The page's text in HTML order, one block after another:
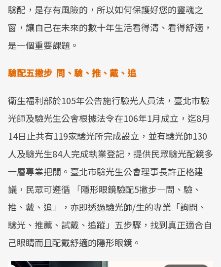
驗配，是存有風險的，所以如何保護好您的靈魂之
窗，讓自己在未來的數十年生活看得清、看得舒適，
是一個重要課題。
驗配五撇步 問、驗、推、戴、追
衛生福利部於105年公告施行驗光人員法，臺北市驗
光師及驗光生公會根據法令在106年1月成立，迄8月
14日止共有119家驗光所完成設立，並有驗光師130
人及驗光生84人完成執業登記，提供民眾驗光配鏡多
一層專業把關。臺北市驗光生公會理事長許正格建
議，民眾可遵循 「隱形眼鏡驗配5撇步—問、驗、
推、戴、追」，亦即透過驗光師/生的專業「詢問、
驗光、推薦、試戴、追蹤」五步驟，找到真正適合自
己眼睛而且配戴舒適的隱形眼鏡。